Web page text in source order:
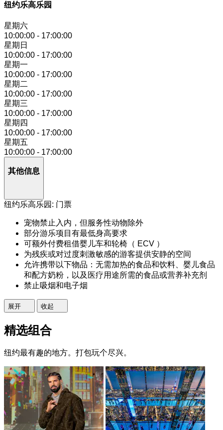
纽约乐高乐园
星期六
10:00:00 - 17:00:00
星期日
10:00:00 - 17:00:00
星期一
10:00:00 - 17:00:00
星期二
10:00:00 - 17:00:00
星期三
10:00:00 - 17:00:00
星期四
10:00:00 - 17:00:00
星期五
10:00:00 - 17:00:00
其他信息
纽约乐高乐园: 门票
宠物禁止入内，但服务性动物除外
部分游乐项目有最低身高要求
可额外付费租借婴儿车和轮椅（ ECV ）
为残疾或对过度刺激敏感的游客提供安静的空间
允许携带以下物品：无需加热的食品和饮料、婴儿食品
和配方奶粉，以及医疗用途所需的食品或营养补充剂
禁止吸烟和电子烟
展开 收起
精选组合
纽约最有趣的地方。打包玩个尽兴。